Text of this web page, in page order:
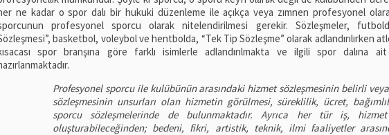
ne kadar o spor dalı bir hukuki düzenleme ile açıkça veya zımnen profesyonel
profesyonel sporcu olarak nitelendirilmesi gerekir. Sözleşmeler,
basketbol, voleybol ve hentbolda, “Tek Tip Sözleşme” olarak adlandırılırken
spor branşına göre farklı isimlerle adlandırılmakta ve ilgili spor dalına
Profesyonel sporcu ile kulübünün arasındaki hizmet sözleşmesinin belirli
sözleşmesinin unsurları olan hizmetin görülmesi, süreklilik, ücret,
sporcu sözleşmelerinde de bulunmaktadır. Ayrıca her tür iş, hizmet
oluşturabileceğinden; bedeni, fikri, artistik, teknik, ilmi faaliyetler